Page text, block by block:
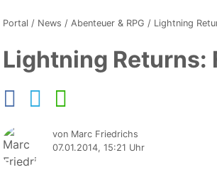
Portal / News / Abenteuer & RPG / Lightning
Lightning Returns:
von Marc Friedrichs
07.01.2014, 15:21 Uhr